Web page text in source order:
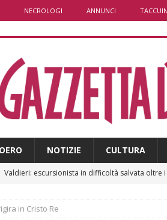
NECROLOGI ANNUNCI
NOTIZIE CULTURA
Valdieri: escursionista in difficoltà salvata oltre
Caso Galeasso in Comune ad Alba, per la Lega
in Cristo Re